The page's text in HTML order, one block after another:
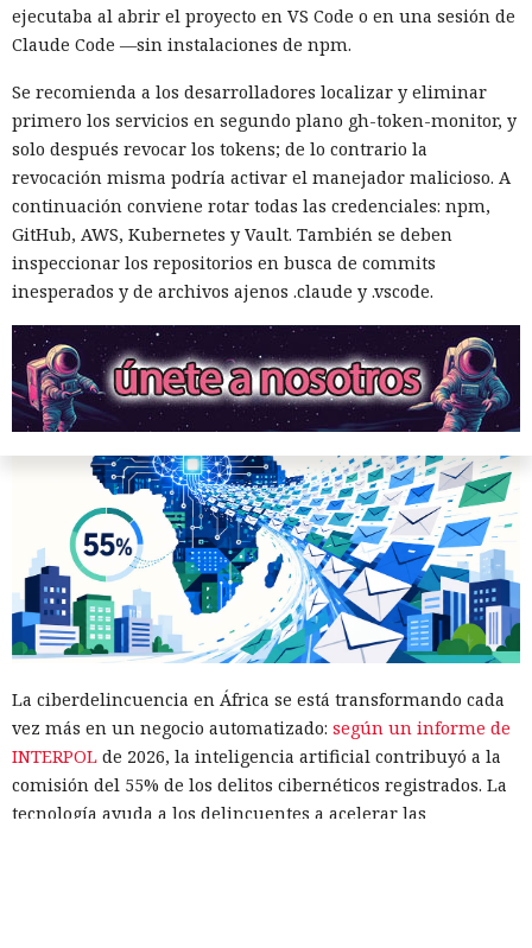
ejecutaba al abrir el proyecto en VS Code o en una sesión de
Claude Code —sin instalaciones de npm.
Se recomienda a los desarrolladores localizar y eliminar
primero los servicios en segundo plano gh-token-monitor, y
solo después revocar los tokens; de lo contrario la
revocación misma podría activar el manejador malicioso. A
continuación conviene rotar todas las credenciales: npm,
GitHub, AWS, Kubernetes y Vault. También se deben
inspeccionar los repositorios en busca de commits
inesperados y de archivos ajenos .claude y .vscode.
Robar a empresas se vuelve más
fácil: hackers africanos usan IA
para enviar correos masivos
capacidad de las fuerzas del orden
La ciberdelincuencia en África se está transformando cada
vez más en un negocio automatizado: según un informe de
INTERPOL de 2026, la inteligencia artificial contribuyó a la
comisión del 55% de los delitos cibernéticos registrados. La
tecnología ayuda a los delincuentes a acelerar las